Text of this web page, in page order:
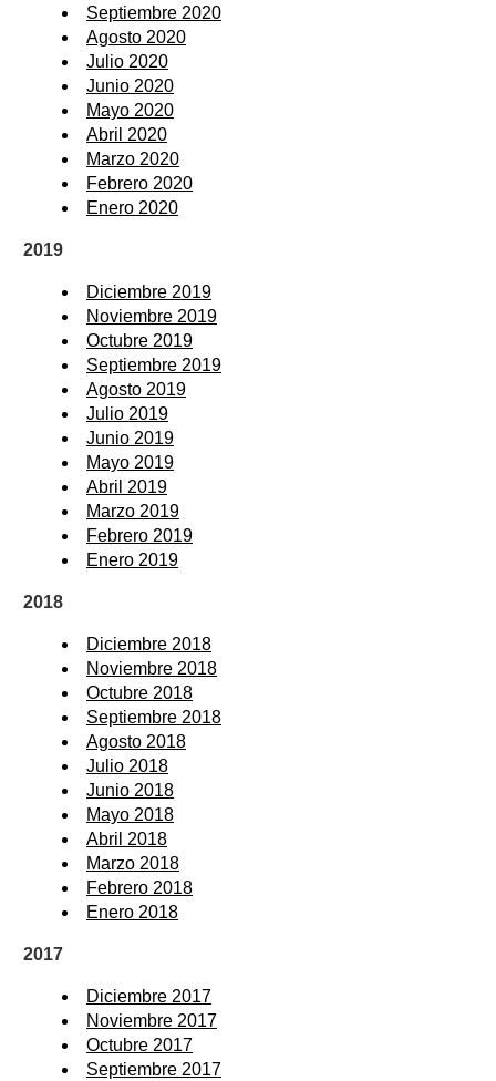
Septiembre 2020
Agosto 2020
Julio 2020
Junio 2020
Mayo 2020
Abril 2020
Marzo 2020
Febrero 2020
Enero 2020
2019
Diciembre 2019
Noviembre 2019
Octubre 2019
Septiembre 2019
Agosto 2019
Julio 2019
Junio 2019
Mayo 2019
Abril 2019
Marzo 2019
Febrero 2019
Enero 2019
2018
Diciembre 2018
Noviembre 2018
Octubre 2018
Septiembre 2018
Agosto 2018
Julio 2018
Junio 2018
Mayo 2018
Abril 2018
Marzo 2018
Febrero 2018
Enero 2018
2017
Diciembre 2017
Noviembre 2017
Octubre 2017
Septiembre 2017